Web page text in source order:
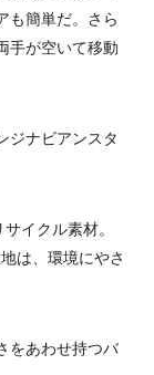
も簡単だ。さら
手が空いて移動
ジナビアンスタ
イクル素材。
は、環境にやさ
をあわせ持つバ